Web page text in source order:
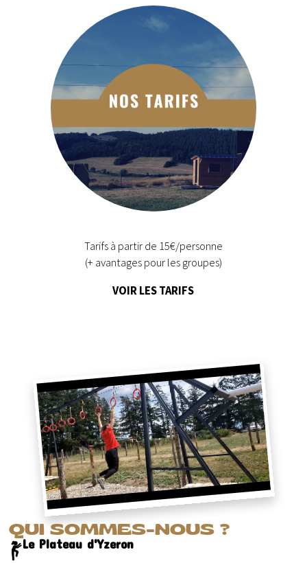
Tarifs à partir de 15€/personne
(+ avantages pour les groupes)
VOIR LES TARIFS
QUI SOMMES-NOUS ?
Le Plateau d'Yzeron